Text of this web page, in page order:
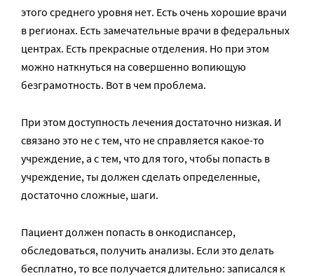
этого среднего уровня нет. Есть очень хорошие врачи
в регионах. Есть замечательные врачи в федеральных
центрах. Есть прекрасные отделения. Но при этом
можно наткнуться на совершенно вопиющую
безграмотность. Вот в чем проблема.
При этом доступность лечения достаточно низкая. И
связано это не с тем, что не справляется какое-то
учреждение, а с тем, что для того, чтобы попасть в
учреждение, ты должен сделать определенные,
достаточно сложные, шаги.
Пациент должен попасть в онкодиспансер,
обследоваться, получить анализы. Если это делать
бесплатно, то все получается длительно: записался к